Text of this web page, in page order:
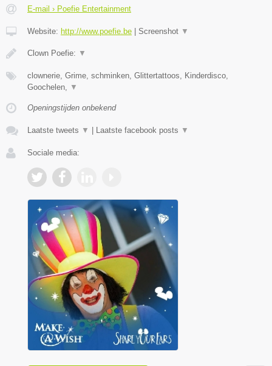
E-mail › Poefie Entertainment
Website: http://www.poefie.be | Screenshot ▼
Clown Poefie: ▼
clownerie, Grime, schminken, Glittertattoos, Kinderdisco,
Goochelen,
▼
Openingstijden onbekend
Laatste tweets ▼ | Laatste facebook posts ▼
Sociale media: